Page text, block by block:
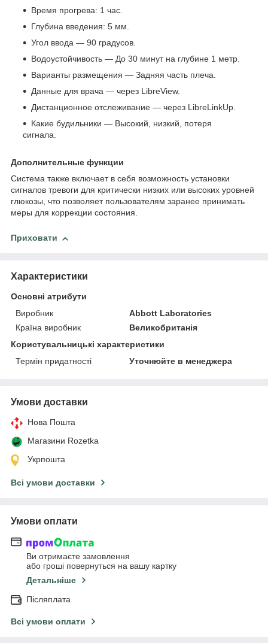
Время прогрева: 1 час.
Глубина введения: 5 мм.
Угол ввода — 90 градусов.
Водоустойчивость — До 30 минут на глубине 1 метр.
Варианты размещения — Задняя часть плеча.
Данные для врача — через LibreView.
Дистанционное отслеживание — через LibreLinkUp.
Какие будильники — Высокий, низкий, потеря
сигнала.
Дополнительные функции
Система также включает в себя возможность установки
сигналов тревоги для критически низких или высоких уровней
глюкозы, что позволяет пользователям заранее принимать
меры для коррекции состояния.
Приховати
Характеристики
Основні атрибути
Виробник
Abbott Laboratories
Країна виробник
Великобританія
Користувальницькі характеристики
Термін придатності
Уточнюйте в менеджера
Умови доставки
Нова Пошта
Магазини Rozetka
Укрпошта
Всі умови доставки
Умови оплати
Ви отримаєте замовлення
або гроші повернуться на вашу картку
Детальніше
Післяплата
Всі умови оплати